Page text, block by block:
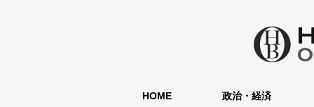
HOME 政治・経済